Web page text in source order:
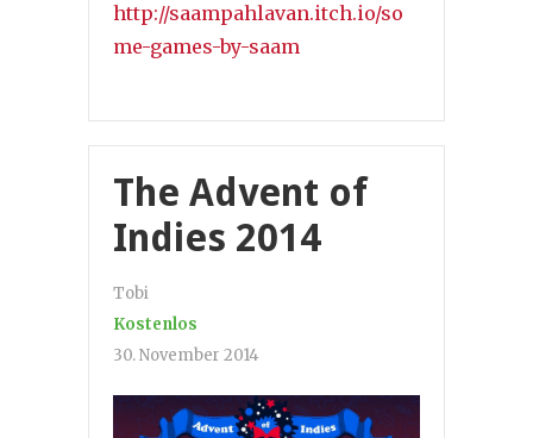
http://saampahlavan.itch.io/so
me-games-by-saam
The Advent of
Indies 2014
Tobi
Kostenlos
30. November 2014